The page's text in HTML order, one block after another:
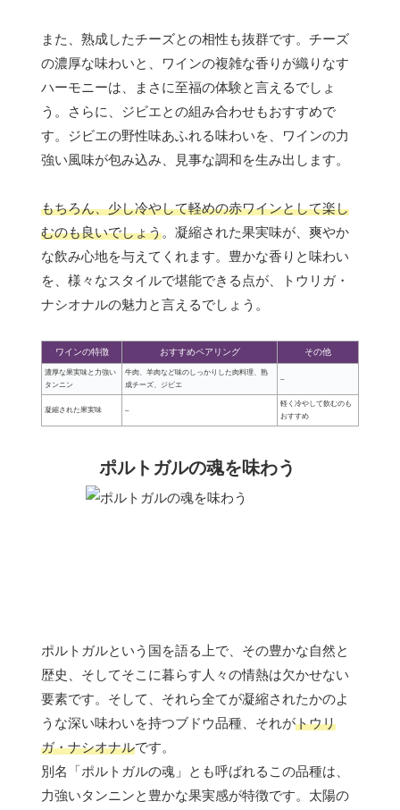
また、熟成したチーズとの相性も抜群です。チーズ
の濃厚な味わいと、ワインの複雑な香りが織りなす
ハーモニーは、まさに至福の体験と言えるでしょ
う。さらに、ジビエとの組み合わせもおすすめで
す。ジビエの野性味あふれる味わいを、ワインの力
強い風味が包み込み、見事な調和を生み出します。
もちろん、少し冷やして軽めの赤ワインとして楽し
むのも良いでしょう。凝縮された果実味が、爽やか
な飲み心地を与えてくれます。豊かな香りと味わい
を、様々なスタイルで堪能できる点が、トウリガ・
ナシオナルの魅力と言えるでしょう。
ワインの特徴 おすすめペアリング その他
濃厚な果実味と力強い
タンニン
牛肉、羊肉など味のしっかりした肉料理、熟
成チーズ、ジビエ
–
凝縮された果実味 –
軽く冷やして飲むのも
おすすめ
ポルトガルの魂を味わう
ポルトガルという国を語る上で、その豊かな自然と
歴史、そしてそこに暮らす人々の情熱は欠かせない
要素です。そして、それら全てが凝縮されたかのよ
うな深い味わいを持つブドウ品種、それがトウリ
ガ・ナシオナルです。
別名「ポルトガルの魂」とも呼ばれるこの品種は、
力強いタンニンと豊かな果実感が特徴です。太陽の